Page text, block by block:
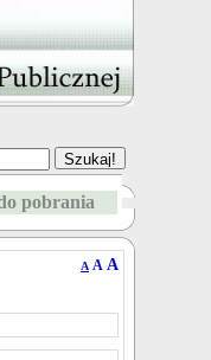
pobrania
A A A